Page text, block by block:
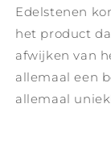
Edelstenen
het product
afwijken van
allemaal een
allemaal